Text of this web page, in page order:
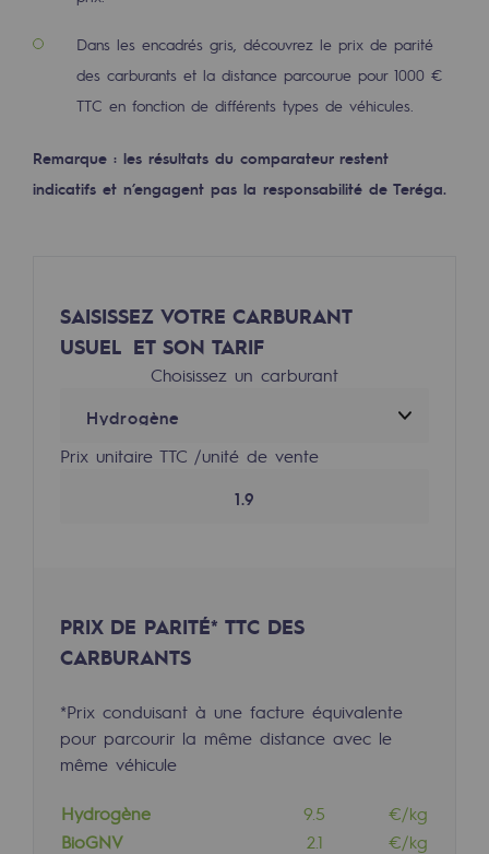
Responsabilité environnementale
BE POSITIF, le programme de
Décarbonation : une priorité
Gestion de l'énergie
Responsabilité sociale et territoriale
Responsabilité sociale et
Energiz Mouv
Energiz Mouv
Le programme social et territorial de
Engagements auprès des territoires
Social
Notre investissement dans les
Inclusion
Dans les encadrés gris, découvrez le prix de parité
des carburants et la distance parcourue pour 1000 €
TTC en fonction de différents types de véhicules.
Remarque : les résultats du comparateur restent
indicatifs et n’engagent pas la responsabilité de Teréga.
SAISISSEZ VOTRE CARBURANT
USUEL ET SON TARIF
Choisissez un carburant
Prix unitaire TTC /unité de vente
PRIX DE PARITÉ* TTC DES
CARBURANTS
*Prix conduisant à une facture équivalente
pour parcourir la même distance avec le
même véhicule
Hydrogène 9.5
€/kg
BioGNV
2.1
€/kg